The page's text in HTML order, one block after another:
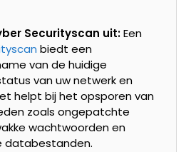
Securityscan uit:Een
biedt een
van de huidige
van uw netwerk en
helpt bij het opsporen van
zoals ongepatchte
wachtwoorden en
databestanden.